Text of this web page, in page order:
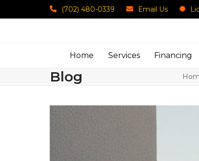
to
(702) 480-0339 Email Us
Home Services Financing
Blog